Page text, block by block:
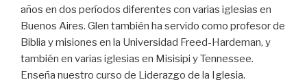
años en dos períodos diferentes con varias iglesias en
Buenos Aires. Glen también ha servido como profesor de
Biblia y misiones en la Universidad Freed-Hardeman, y
también en varias iglesias en Misisipi y Tennessee.
Enseña nuestro curso de Liderazgo de la Iglesia.